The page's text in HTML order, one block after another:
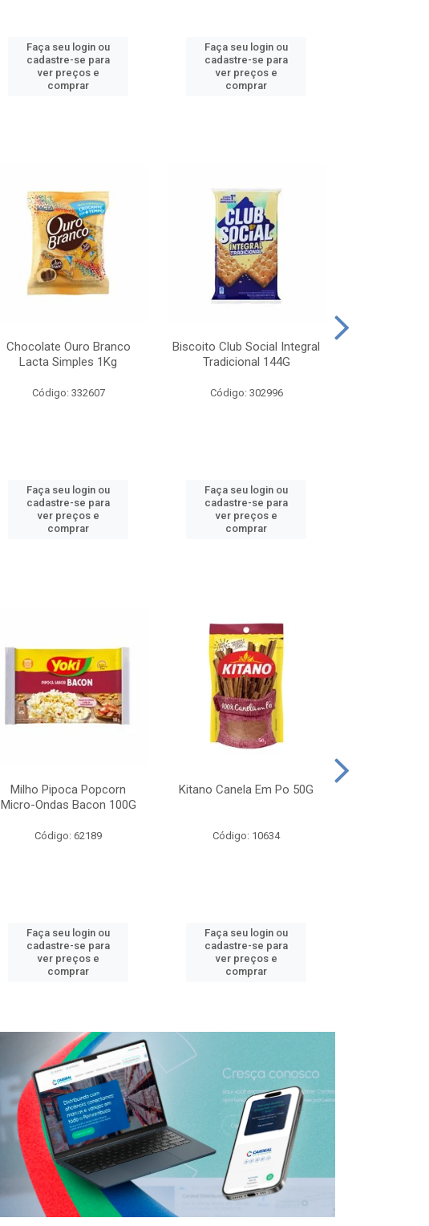
Faça seu login ou
cadastre-se para
ver preços e
comprar
Faça seu login ou
cadastre-se para
ver preços e
comprar
Chocolate Ouro Branco
Lacta Simples 1Kg
Código: 332607
Faça seu login ou
cadastre-se para
ver preços e
comprar
Biscoito Club Social Integral
Tradicional 144G
Código: 302996
Faça seu login ou
cadastre-se para
ver preços e
comprar
Milho Pipoca Popcorn
Micro-Ondas Bacon 100G
Código: 62189
Faça seu login ou
cadastre-se para
ver preços e
comprar
Kitano Canela Em Po 50G
Código: 10634
Faça seu login ou
cadastre-se para
ver preços e
comprar